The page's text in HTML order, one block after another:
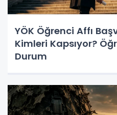
YÖK Öğrenci Affı
Kimleri Kapsıyor?
Durum